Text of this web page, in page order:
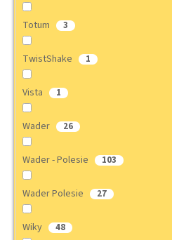
Totum 3
TwistShake 1
Vista 1
Wader 26
Wader - Polesie 103
Wader Polesie 27
Wiky 48